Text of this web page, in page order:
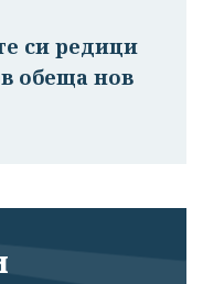
си редици
обеща нов